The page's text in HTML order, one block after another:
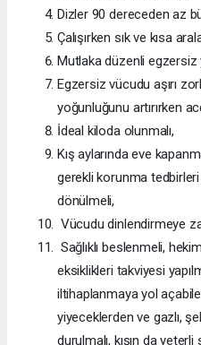
Dizler 90 dereceden az
Çalışırken sık ve kısa
Mutlaka düzenli egzersiz
Egzersiz vücudu aşırı
yoğunluğunu artırırken
İdeal kiloda olunmalı,
Kış aylarında eve
gerekli korunma
dönülmeli,
Vücudu dinlendirmeye
Sağlıklı beslenmeli,
eksiklikleri takviyesi
iltihaplanmaya yol
yiyeceklerden ve gazlı,
durulmalı, kışın da